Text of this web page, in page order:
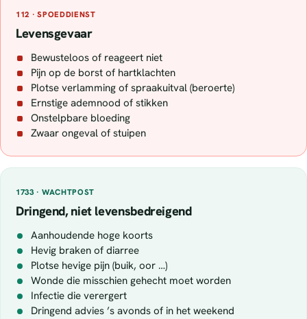
112 · SPOEDDIENST
Levensgevaar
Bewusteloos of reageert niet
Pijn op de borst of hartklachten
Plotse verlamming of spraakuitval (beroerte)
Ernstige ademnood of stikken
Onstelpbare bloeding
Zwaar ongeval of stuipen
1733 · WACHTPOST
Dringend, niet levensbedreigend
Aanhoudende hoge koorts
Hevig braken of diarree
Plotse hevige pijn (buik, oor …)
Wonde die misschien gehecht moet worden
Infectie die verergert
Dringend advies ’s avonds of in het weekend